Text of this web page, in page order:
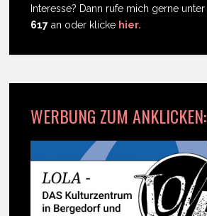
Interesse? Dann rufe mich gerne unter
617 an oder klicke hier.
WERBUNG ZUM ANKLICKEN: